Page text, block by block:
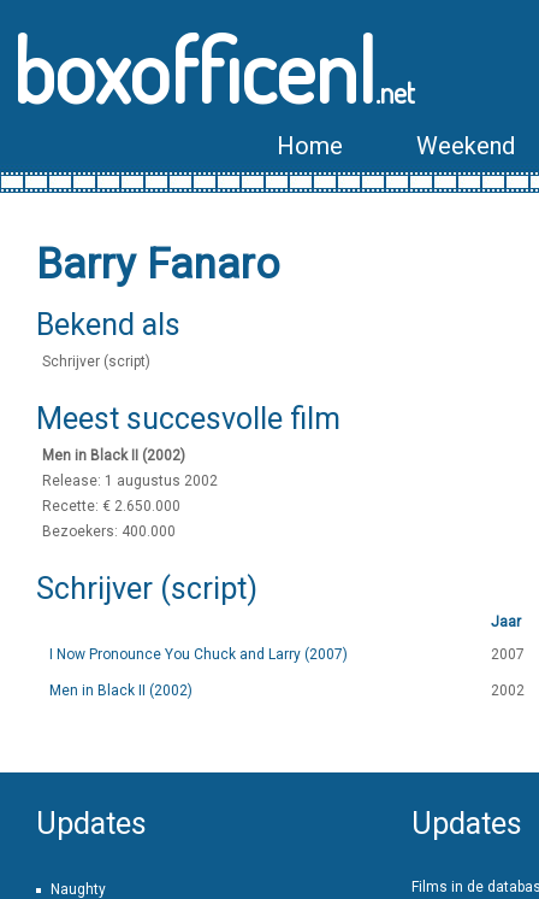
boxofficenl.net
Home Weekend
Barry Fanaro
Bekend als
Schrijver (script)
Meest succesvolle film
Men in Black II (2002)
Release: 1 augustus 2002
Recette: € 2.650.000
Bezoekers: 400.000
Schrijver (script)
Jaar
I Now Pronounce You Chuck and Larry (2007)
2007
Men in Black II (2002) 2002
Updates
Naughty
Updates
Films in de